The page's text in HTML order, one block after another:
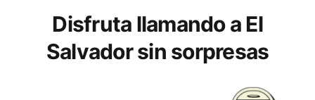
Disfruta llamando a El
Salvador sin sorpresas